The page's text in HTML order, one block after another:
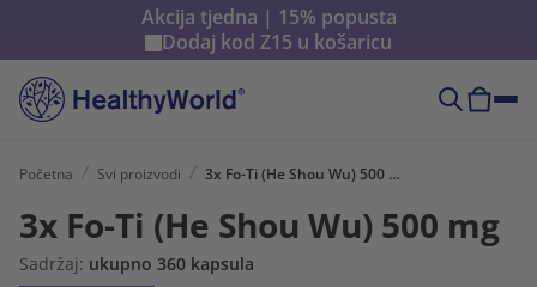
Akcija tjedna | 15% popusta
Dodaj kod Z15 u košaricu
Početna Svi proizvodi 3x Fo-Ti (He Shou Wu) 500 mg
3x Fo-Ti (He Shou Wu) 500 mg
Sadržaj: ukupno 360 kapsula